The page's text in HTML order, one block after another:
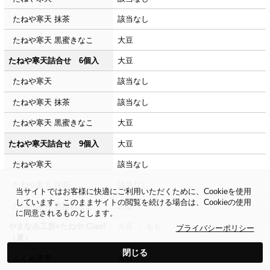
たねや寒天 抹茶 該当なし
たねや寒天 黒蜜きなこ 大豆
たねや寒天詰合せ 6個入 大豆
たねや寒天 該当なし
たねや寒天 抹茶 該当なし
たねや寒天 黒蜜きなこ 大豆
たねや寒天詰合せ 9個入 大豆
たねや寒天 該当なし
たねや寒天 黒蜜きなこ 大豆
大豆
当サイトではお客様に快適にご利用いただくために、Cookieを使用
しています。このままサイトの閲覧を続ける場合は、Cookieの使用
に同意されるものとします。
プライバシーポリシー
閉じる